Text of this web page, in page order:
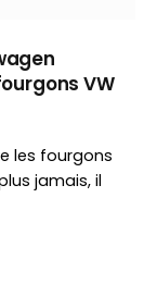
VW
les fourgons
jamais, il